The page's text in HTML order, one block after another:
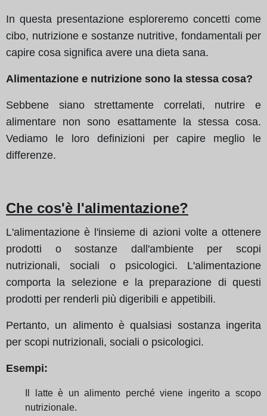
In questa presentazione esploreremo concetti come
cibo, nutrizione e sostanze nutritive, fondamentali per
capire cosa significa avere una dieta sana.
Alimentazione e nutrizione sono la stessa cosa?
Sebbene siano strettamente correlati, nutrire e
alimentare non sono esattamente la stessa cosa.
Vediamo le loro definizioni per capire meglio le
differenze.
Che cos'è l'alimentazione?
L'alimentazione è l'insieme di azioni volte a ottenere
prodotti o sostanze dall'ambiente per scopi
nutrizionali, sociali o psicologici. L'alimentazione
comporta la selezione e la preparazione di questi
prodotti per renderli più digeribili e appetibili.
Pertanto, un alimento è qualsiasi sostanza ingerita
per scopi nutrizionali, sociali o psicologici.
Esempi:
Il latte è un alimento perché viene ingerito a scopo
nutrizionale.